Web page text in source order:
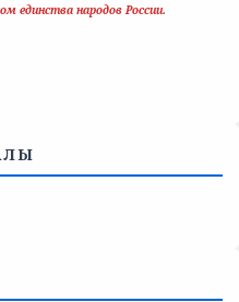
единства народов России.